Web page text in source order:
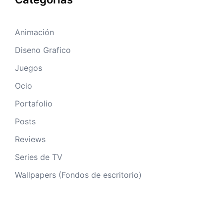
Animación
Diseno Grafico
Juegos
Ocio
Portafolio
Posts
Reviews
Series de TV
Wallpapers (Fondos de escritorio)